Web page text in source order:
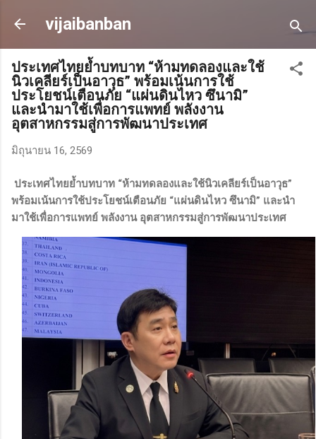
ข้ามไปที่เนื้อหาหลัก
vijaibanban
ประเทศไทยย้ำบทบาท “ห้ามทดลองและใช้
นิวเคลียร์เป็นอาวุธ” พร้อมเน้นการใช้
ประโยชน์เตือนภัย “แผ่นดินไหว ซึนามิ”
และนำมาใช้เพื่อการแพทย์ พลังงาน
อุตสาหกรรมสู่การพัฒนาประเทศ
มิถุนายน 16, 2569
ประเทศไทยย้ำบทบาท “ห้ามทดลองและใช้นิวเคลียร์เป็นอาวุธ”
พร้อมเน้นการใช้ประโยชน์เตือนภัย “แผ่นดินไหว ซึนามิ” และนำ
มาใช้เพื่อการแพทย์ พลังงาน อุตสาหกรรมสู่การพัฒนาประเทศ